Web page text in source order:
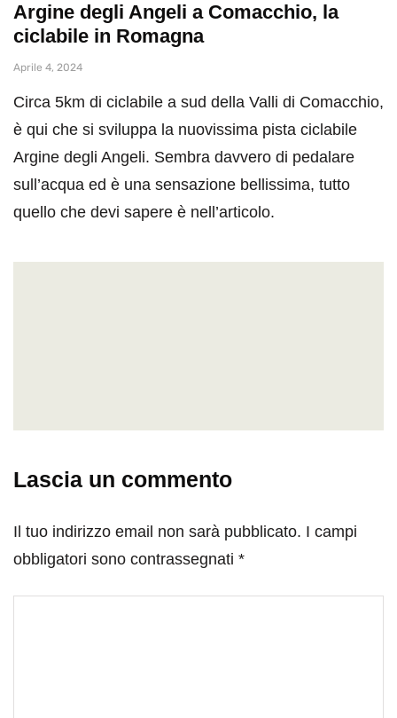
Argine degli Angeli a Comacchio, la
ciclabile in Romagna
Aprile 4, 2024
Circa 5km di ciclabile a sud della Valli di Comacchio,
è qui che si sviluppa la nuovissima pista ciclabile
Argine degli Angeli. Sembra davvero di pedalare
sull’acqua ed è una sensazione bellissima, tutto
quello che devi sapere è nell’articolo.
Lascia un commento
Il tuo indirizzo email non sarà pubblicato. I campi
obbligatori sono contrassegnati *